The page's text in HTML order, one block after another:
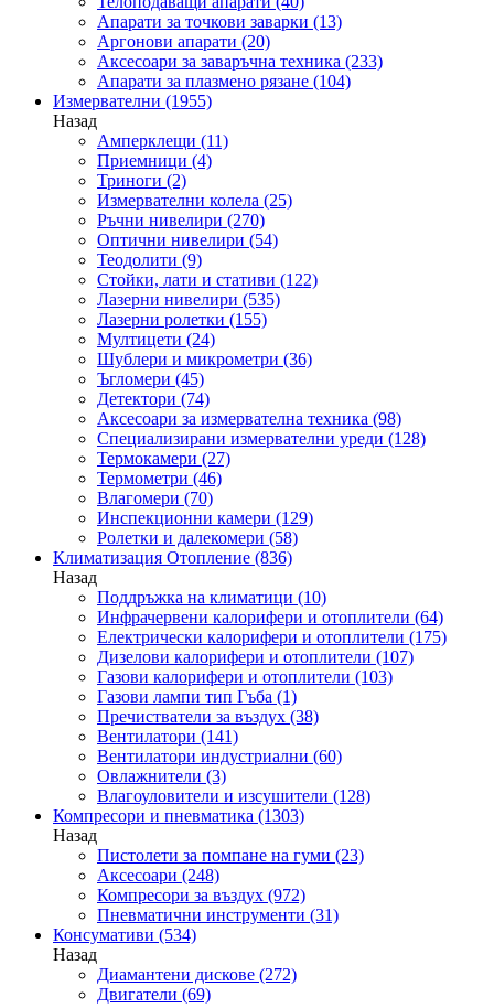
Апарати за точкови заварки (13)
Аргонови апарати (20)
Аксесоари за заваръчна техника (233)
Апарати за плазмено рязане (104)
Измервателни (1955)
Назад
Амперклещи (11)
Приемници (4)
Триноги (2)
Измервателни колела (25)
Ръчни нивелири (270)
Оптични нивелири (54)
Теодолити (9)
Стойки, лати и стативи (122)
Лазерни нивелири (535)
Лазерни ролетки (155)
Мултицети (24)
Шублери и микрометри (36)
Ъгломери (45)
Детектори (74)
Аксесоари за измервателна техника (98)
Специализирани измервателни уреди (128)
Термокамери (27)
Термометри (46)
Влагомери (70)
Инспекционни камери (129)
Ролетки и далекомери (58)
Климатизация Отопление (836)
Назад
Поддръжка на климатици (10)
Инфрачервени калорифери и отоплители (64)
Електрически калорифери и отоплители (175)
Дизелови калорифери и отоплители (107)
Газови калорифери и отоплители (103)
Газови лампи тип Гъба (1)
Пречистватели за въздух (38)
Вентилатори (141)
Вентилатори индустриални (60)
Овлажнители (3)
Влагоуловители и изсушители (128)
Компресори и пневматика (1303)
Назад
Пистолети за помпане на гуми (23)
Аксесоари (248)
Компресори за въздух (972)
Пневматични инструменти (31)
Консумативи (534)
Назад
Диамантени дискове (272)
Двигатели (69)